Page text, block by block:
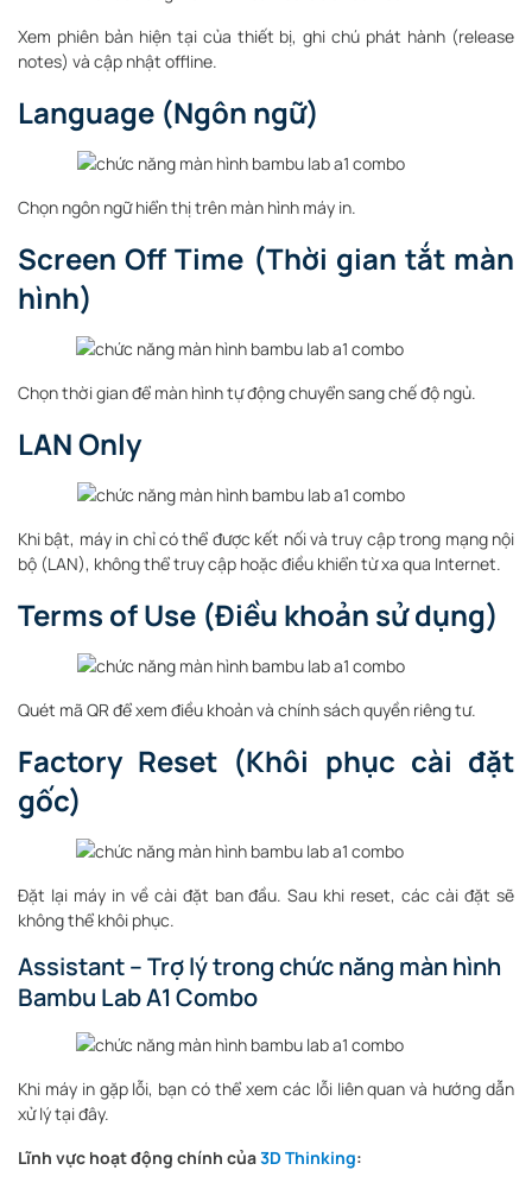
Xem phiên bản hiện tại của thiết bị, ghi chú phát hành (release
notes) và cập nhật offline.
Language (Ngôn ngữ)
Chọn ngôn ngữ hiển thị trên màn hình máy in.
Screen Off Time (Thời gian tắt màn
hình)
Chọn thời gian để màn hình tự động chuyển sang chế độ ngủ.
LAN Only
Khi bật, máy in chỉ có thể được kết nối và truy cập trong mạng nội
bộ (LAN), không thể truy cập hoặc điều khiển từ xa qua Internet.
Terms of Use (Điều khoản sử dụng)
Quét mã QR để xem điều khoản và chính sách quyền riêng tư.
Factory Reset (Khôi phục cài đặt
gốc)
Đặt lại máy in về cài đặt ban đầu. Sau khi reset, các cài đặt sẽ
không thể khôi phục.
Assistant – Trợ lý trong chức năng màn hình
Bambu Lab A1 Combo
Khi máy in gặp lỗi, bạn có thể xem các lỗi liên quan và hướng dẫn
xử lý tại đây.
Lĩnh vực hoạt động chính của3D Thinking: